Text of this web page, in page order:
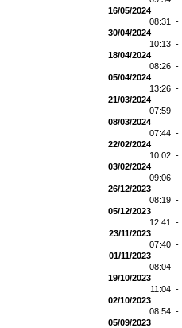
16/05/2024
08:31 -
30/04/2024
10:13 -
18/04/2024
08:26 -
05/04/2024
13:26 -
21/03/2024
07:59 -
08/03/2024
07:44 -
22/02/2024
10:02 -
03/02/2024
09:06 -
26/12/2023
08:19 -
05/12/2023
12:41 -
23/11/2023
07:40 -
01/11/2023
08:04 -
19/10/2023
11:04 -
02/10/2023
08:54 -
05/09/2023